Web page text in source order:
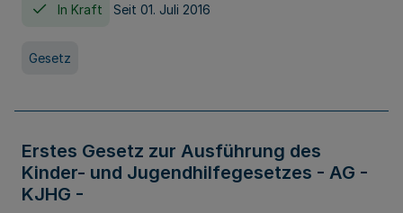
In Kraft Seit 01. Juli 2016
Gesetz
Erstes Gesetz zur Ausführung des
Kinder- und Jugendhilfegesetzes - AG -
KJHG -